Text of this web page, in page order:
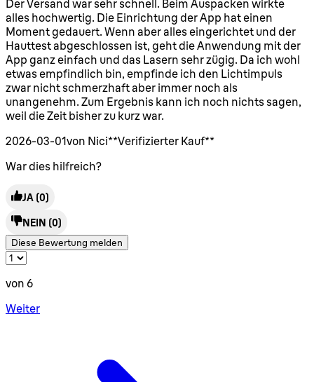
Der Versand war sehr schnell. Beim Auspacken wirkte
alles hochwertig. Die Einrichtung der App hat einen
Moment gedauert. Wenn aber alles eingerichtet und der
Hauttest abgeschlossen ist, geht die Anwendung mit der
App ganz einfach und das Lasern sehr zügig. Da ich wohl
etwas empfindlich bin, empfinde ich den Lichtimpuls
zwar nicht schmerzhaft aber immer noch als
unangenehm. Zum Ergebnis kann ich noch nichts sagen,
weil die Zeit bisher zu kurz war.
2026-03-01von Nici**Verifizierter Kauf**
War dies hilfreich?
JA (0)
NEIN (0)
Diese Bewertung melden
von 6
Weiter